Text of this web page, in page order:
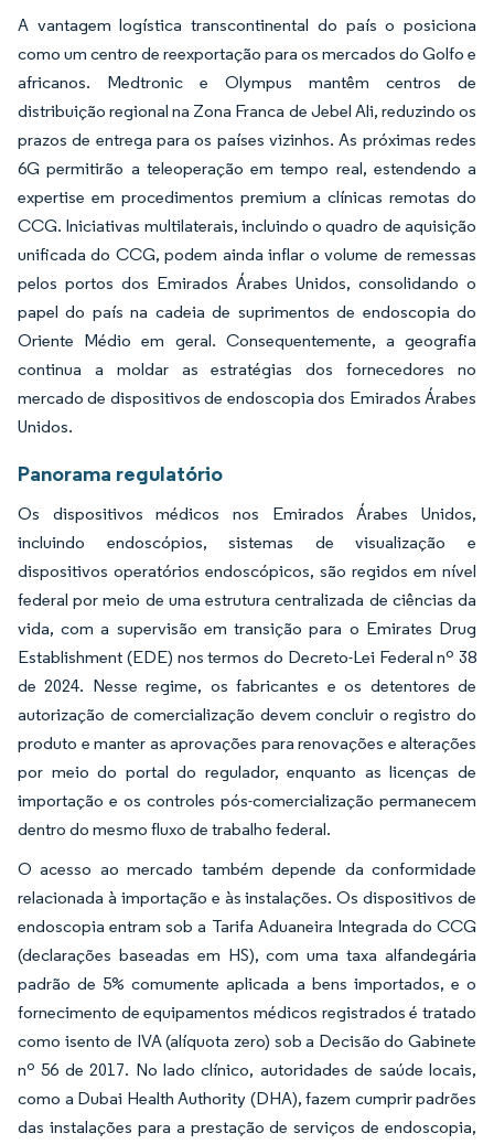
A vantagem logística transcontinental do país o posiciona
como um centro de reexportação para os mercados do Golfo e
africanos. Medtronic e Olympus mantêm centros de
distribuição regional na Zona Franca de Jebel Ali, reduzindo os
prazos de entrega para os países vizinhos. As próximas redes
6G permitirão a teleoperação em tempo real, estendendo a
expertise em procedimentos premium a clínicas remotas do
CCG. Iniciativas multilaterais, incluindo o quadro de aquisição
unificada do CCG, podem ainda inflar o volume de remessas
pelos portos dos Emirados Árabes Unidos, consolidando o
papel do país na cadeia de suprimentos de endoscopia do
Oriente Médio em geral. Consequentemente, a geografia
continua a moldar as estratégias dos fornecedores no
mercado de dispositivos de endoscopia dos Emirados Árabes
Unidos.
Panorama regulatório
Os dispositivos médicos nos Emirados Árabes Unidos,
incluindo endoscópios, sistemas de visualização e
dispositivos operatórios endoscópicos, são regidos em nível
federal por meio de uma estrutura centralizada de ciências da
vida, com a supervisão em transição para o Emirates Drug
Establishment (EDE) nos termos do Decreto-Lei Federal nº 38
de 2024. Nesse regime, os fabricantes e os detentores de
autorização de comercialização devem concluir o registro do
produto e manter as aprovações para renovações e alterações
por meio do portal do regulador, enquanto as licenças de
importação e os controles pós-comercialização permanecem
dentro do mesmo fluxo de trabalho federal.
O acesso ao mercado também depende da conformidade
relacionada à importação e às instalações. Os dispositivos de
endoscopia entram sob a Tarifa Aduaneira Integrada do CCG
(declarações baseadas em HS), com uma taxa alfandegária
padrão de 5% comumente aplicada a bens importados, e o
fornecimento de equipamentos médicos registrados é tratado
como isento de IVA (alíquota zero) sob a Decisão do Gabinete
nº 56 de 2017. No lado clínico, autoridades de saúde locais,
como a Dubai Health Authority (DHA), fazem cumprir padrões
das instalações para a prestação de serviços de endoscopia,